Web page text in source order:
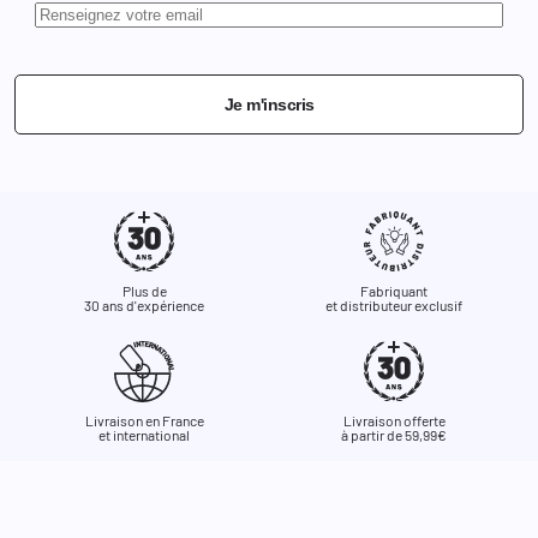
Je m'inscris
Plus de
30 ans d'expérience
Fabriquant
et distributeur exclusif
Livraison en France
et international
Livraison offerte
à partir de 59,99€